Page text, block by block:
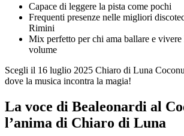
Capace di leggere la pista come pochi
Frequenti presenze nelle migliori
Rimini
Mix perfetto per chi ama ballare e vivere
volume
Scegli il 16 luglio 2025 Chiaro di Luna
dove la musica incontra la magia!
La voce di Bealeonardi al
l’anima di Chiaro di Luna